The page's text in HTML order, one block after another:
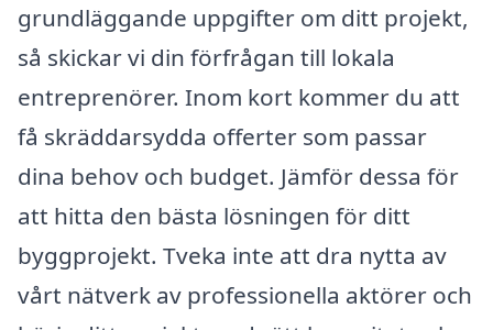
grundläggande uppgifter om ditt projekt,
så skickar vi din förfrågan till lokala
entreprenörer. Inom kort kommer du att
få skräddarsydda offerter som passar
dina behov och budget. Jämför dessa för
att hitta den bästa lösningen för ditt
byggprojekt. Tveka inte att dra nytta av
vårt nätverk av professionella aktörer och